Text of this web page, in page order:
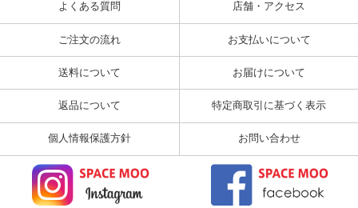
よくある質問 店舗・アクセス
ご注文の流れ お支払いについて
送料について お届けについて
返品について 特定商取引に基づく表示
個人情報保護方針 お問い合わせ